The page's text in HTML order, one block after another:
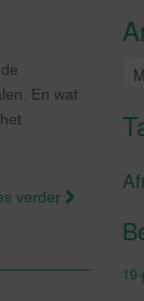
En wat
verder